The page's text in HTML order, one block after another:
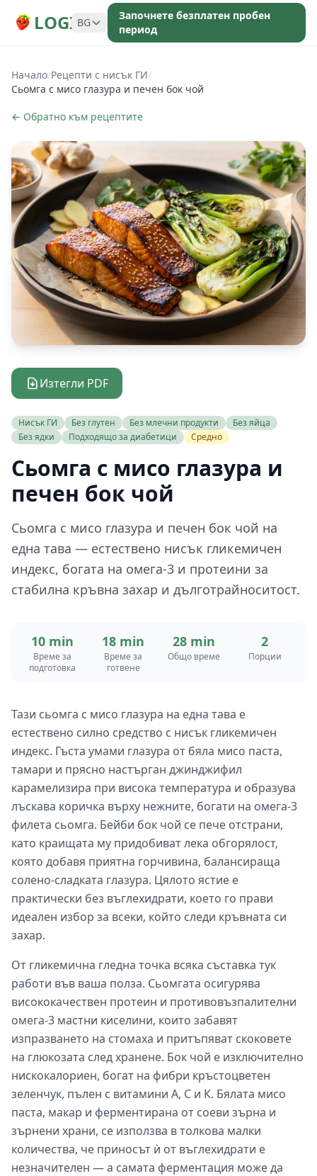
LOGI BG
Започнете безплатен пробен
период
Начало/Рецепти с нисък ГИ/
Сьомга с мисо глазура и печен бок чой
← Обратно към рецептите
Изтегли PDF
Нисък ГИ Без глутен Без млечни продукти
Без яйца
Без ядки
Подходящо за диабетици Средно
Сьомга с мисо глазура и
печен бок чой
Сьомга с мисо глазура и печен бок чой на
една тава — естествено нисък гликемичен
индекс, богата на омега-3 и протеини за
стабилна кръвна захар и дълготрайноситост.
10 min
Време за
подготовка
18 min
Време за
готвене
28 min
Общо време
2
Порции
Тази сьомга с мисо глазура на една тава е
естествено силно средство с нисък гликемичен
индекс. Гъста умами глазура от бяла мисо паста,
тамари и прясно настърган джинджифил
карамелизира при висока температура и образува
лъскава коричка върху нежните, богати на омега-3
филета сьомга. Бейби бок чой се пече отстрани,
като краищата му придобиват лека обгорялост,
която добавя приятна горчивина, балансираща
солено-сладката глазура. Цялото ястие е
практически без въглехидрати, което го прави
идеален избор за всеки, който следи кръвната си
захар.
От гликемична гледна точка всяка съставка тук
работи във ваша полза. Сьомгата осигурява
висококачествен протеин и противовъзпалителни
омега-3 мастни киселини, които забавят
изпразването на стомаха и притъпяват скоковете
на глюкозата след хранене. Бок чой е изключително
нискокалориен, богат на фибри кръстоцветен
зеленчук, пълен с витамини А, С и К. Бялата мисо
паста, макар и ферментирана от соеви зърна и
зърнени храни, се използва в толкова малки
количества, че приносът ѝ от въглехидрати е
незначителен — а самата ферментация може да